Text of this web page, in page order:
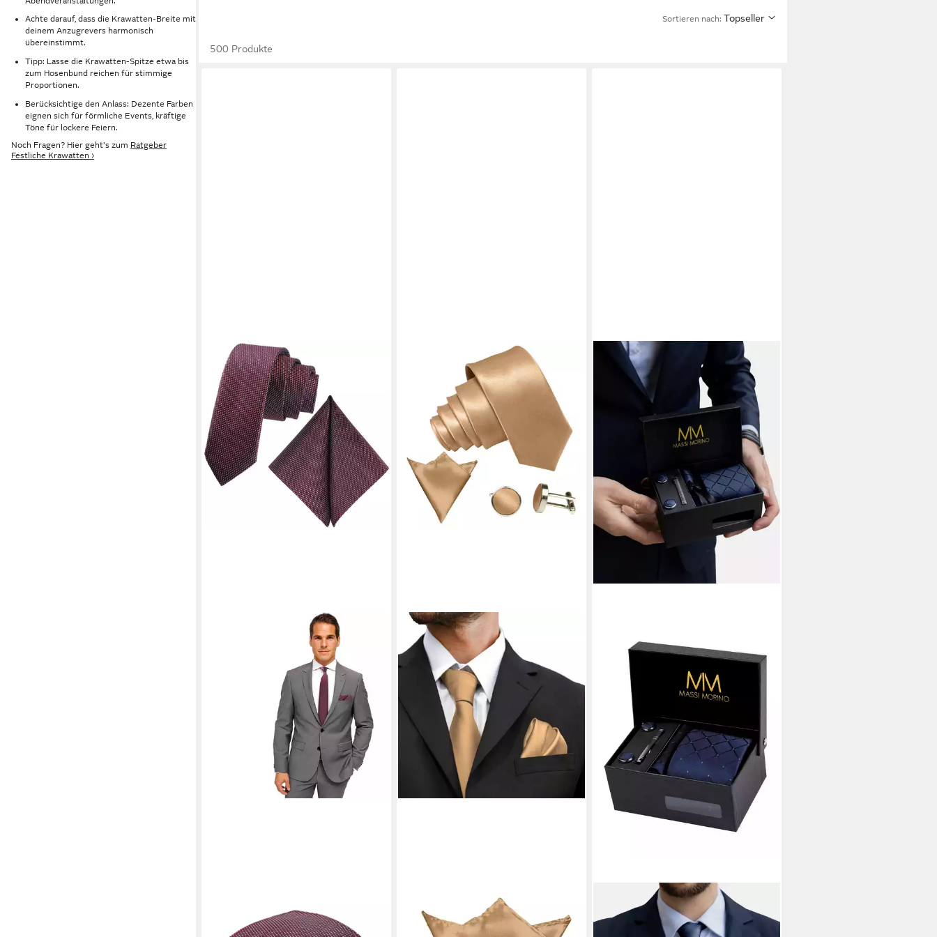
Achte darauf, dass die Krawatten-Breite mit
deinem Anzugrevers harmonisch
übereinstimmt.
Tipp: Lasse die Krawatten-Spitze etwa bis
zum Hosenbund reichen für stimmige
Proportionen.
Berücksichtige den Anlass: Dezente Farben
eignen sich für förmliche Events, kräftige
Töne für lockere Feiern.
Noch Fragen? Hier geht's zum Ratgeber
Festliche Krawatten ›
Sortieren nach: Topseller
500 Produkte
Krawatte Dünne Schmale Extra
Lange Jacquard Herren-Krawatte
Krawatte Satin Hochzeitskrawatte,
Herren-Krawatte Hochzeit Schlips z
MASSI MORINO
Krawatte (1-St) mit Einstecktuch,
Manschettenknöpfen und